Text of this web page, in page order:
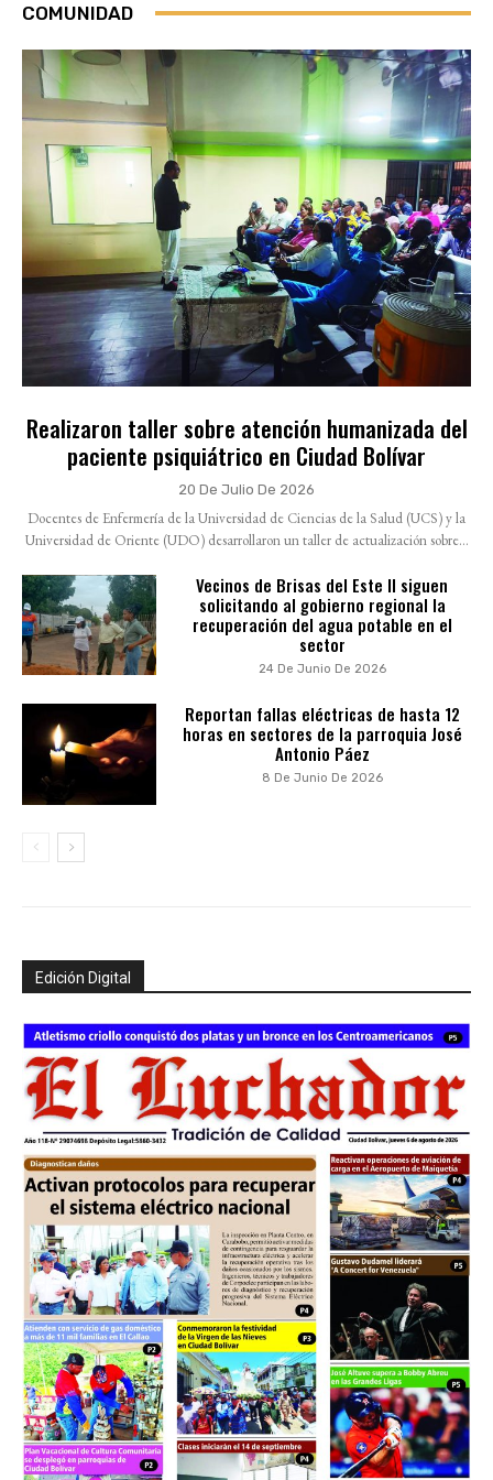
COMUNIDAD
Realizaron taller sobre atención humanizada del
paciente psiquiátrico en Ciudad Bolívar
20 De Julio De 2026
Docentes de Enfermería de la Universidad de Ciencias de la Salud (UCS) y la
Universidad de Oriente (UDO) desarrollaron un taller de actualización sobre...
Vecinos de Brisas del Este II siguen
solicitando al gobierno regional la
recuperación del agua potable en el
sector
24 De Junio De 2026
Reportan fallas eléctricas de hasta 12
horas en sectores de la parroquia José
Antonio Páez
8 De Junio De 2026
Edición Digital